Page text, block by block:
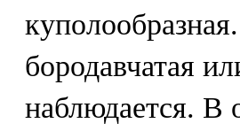
бородавчатая
наблюдается.